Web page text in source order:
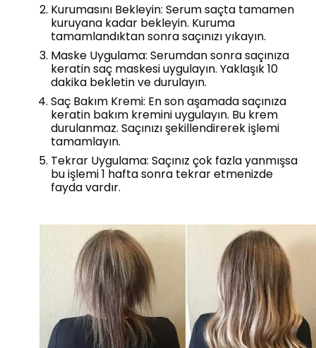
Kurumasını Bekleyin: Serum saçta tamamen
kuruyana kadar bekleyin. Kuruma
tamamlandıktan sonra saçınızı yıkayın.
Maske Uygulama: Serumdan sonra saçınıza
keratin saç maskesi uygulayın. Yaklaşık 10
dakika bekletin ve durulayın.
Saç Bakım Kremi: En son aşamada saçınıza
keratin bakım kremini uygulayın. Bu krem
durulanmaz. Saçınızı şekillendirerek işlemi
tamamlayın.
Tekrar Uygulama: Saçınız çok fazla yanmışsa
bu işlemi 1 hafta sonra tekrar etmenizde
fayda vardır.